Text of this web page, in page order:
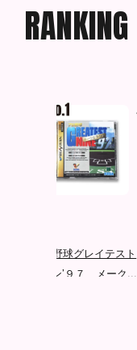
RANKING
プロ野球グレイテスト
ナイン’９７ メーク...